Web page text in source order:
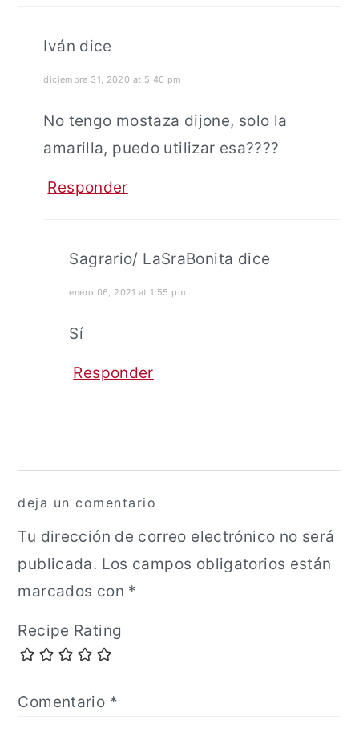
Iván dice
diciembre 31, 2020 at 5:40 pm
No tengo mostaza dijone, solo la
amarilla, puedo utilizar esa????
Responder
Sagrario/ LaSraBonita dice
enero 06, 2021 at 1:55 pm
Sí
Responder
deja un comentario
Tu dirección de correo electrónico no será
publicada. Los campos obligatorios están
marcados con *
Recipe Rating
Comentario *